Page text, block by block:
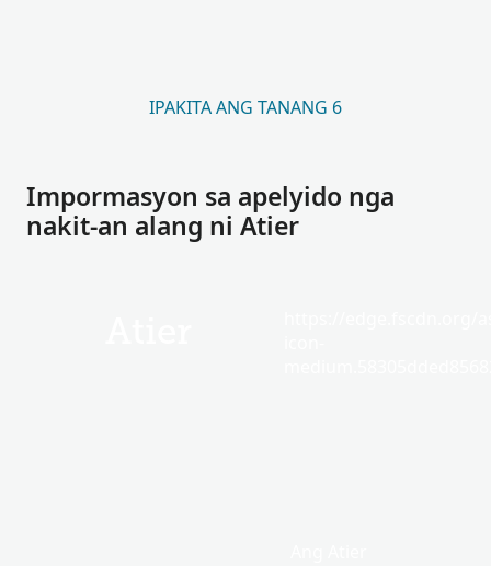
IPAKITA ANG TANANG 6
Impormasyon sa apelyido nga
nakit-an alang ni Atier